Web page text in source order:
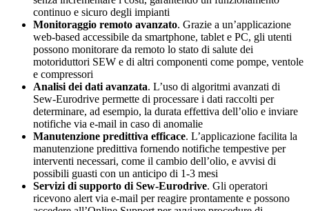
continuo e sicuro degli impianti
Monitoraggio remoto avanzato. Grazie a un’applicazione
web-based accessibile da smartphone, tablet e PC, gli utenti
possono monitorare da remoto lo stato di salute dei
motoriduttori SEW e di altri componenti come pompe, ventole
e compressori
Analisi dei dati avanzata. L’uso di algoritmi avanzati di
Sew-Eurodrive permette di processare i dati raccolti per
determinare, ad esempio, la durata effettiva dell’olio e inviare
notifiche via e-mail in caso di anomalie
Manutenzione predittiva efficace. L’applicazione facilita la
manutenzione predittiva fornendo notifiche tempestive per
interventi necessari, come il cambio dell’olio, e avvisi di
possibili guasti con un anticipo di 1-3 mesi
Servizi di supporto di Sew-Eurodrive. Gli operatori
ricevono alert via e-mail per reagire prontamente e possono